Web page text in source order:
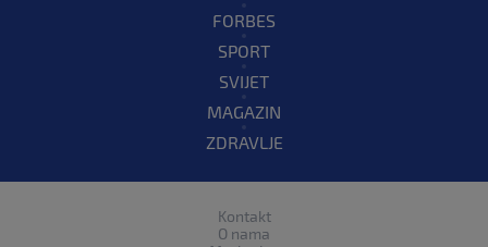
FORBES
SPORT
SVIJET
MAGAZIN
ZDRAVLJE
Kontakt
O nama